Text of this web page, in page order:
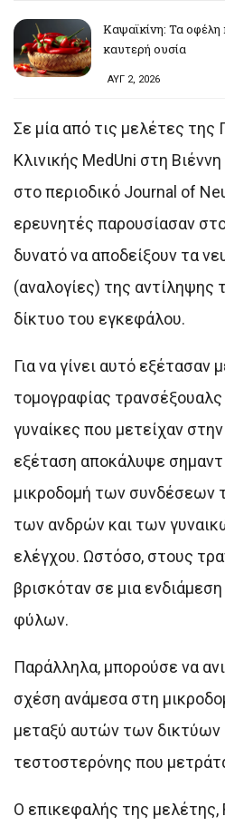
Καψαϊκίνη: Τα οφέλη
καυτερή ουσία
ΑΥΓ 2, 2026
Σε μία από τις μελέτες της
Κλινικής MedUni στη
στο περιοδικό Journal of
ερευνητές παρουσίασαν
δυνατό να αποδείξουν τα
(αναλογίες) της αντίληψης
δίκτυο του εγκεφάλου.
Για να γίνει αυτό εξέτασαν
τομογραφίας
γυναίκες που μετείχαν
εξέταση αποκάλυψε
μικροδομή των συνδέσεων
των ανδρών και των
ελέγχου. Ωστόσο, στους
βρισκόταν σε μια
φύλων.
Παράλληλα, μπορούσε να
σχέση ανάμεσα στη
μεταξύ αυτών των δικτύων
τεστοστερόνης που
Ο επικεφαλής της μελέτης,